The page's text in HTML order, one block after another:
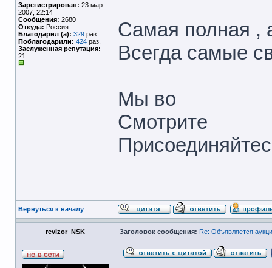
Зарегистрирован: 23 мар
2007, 22:14
Сообщения: 2680
Откуда: Россия
Благодарил (а): 329 раз.
Поблагодарили: 424 раз.
Заслуженная репутация:
21
Самая полная ,
Всегда самые
Мы во
Смотрите
Вернуться к началу
revizor_NSK Заголовок сообщения: Re: Объявляется